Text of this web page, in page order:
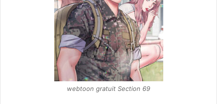
webtoon gratuit Section 69